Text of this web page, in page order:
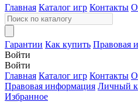
Главная Каталог игр Контакты
Гарантии Как купить Правовая
Войти
Войти
Главная Каталог игр Контакты
Правовая информация Личный
Избранное